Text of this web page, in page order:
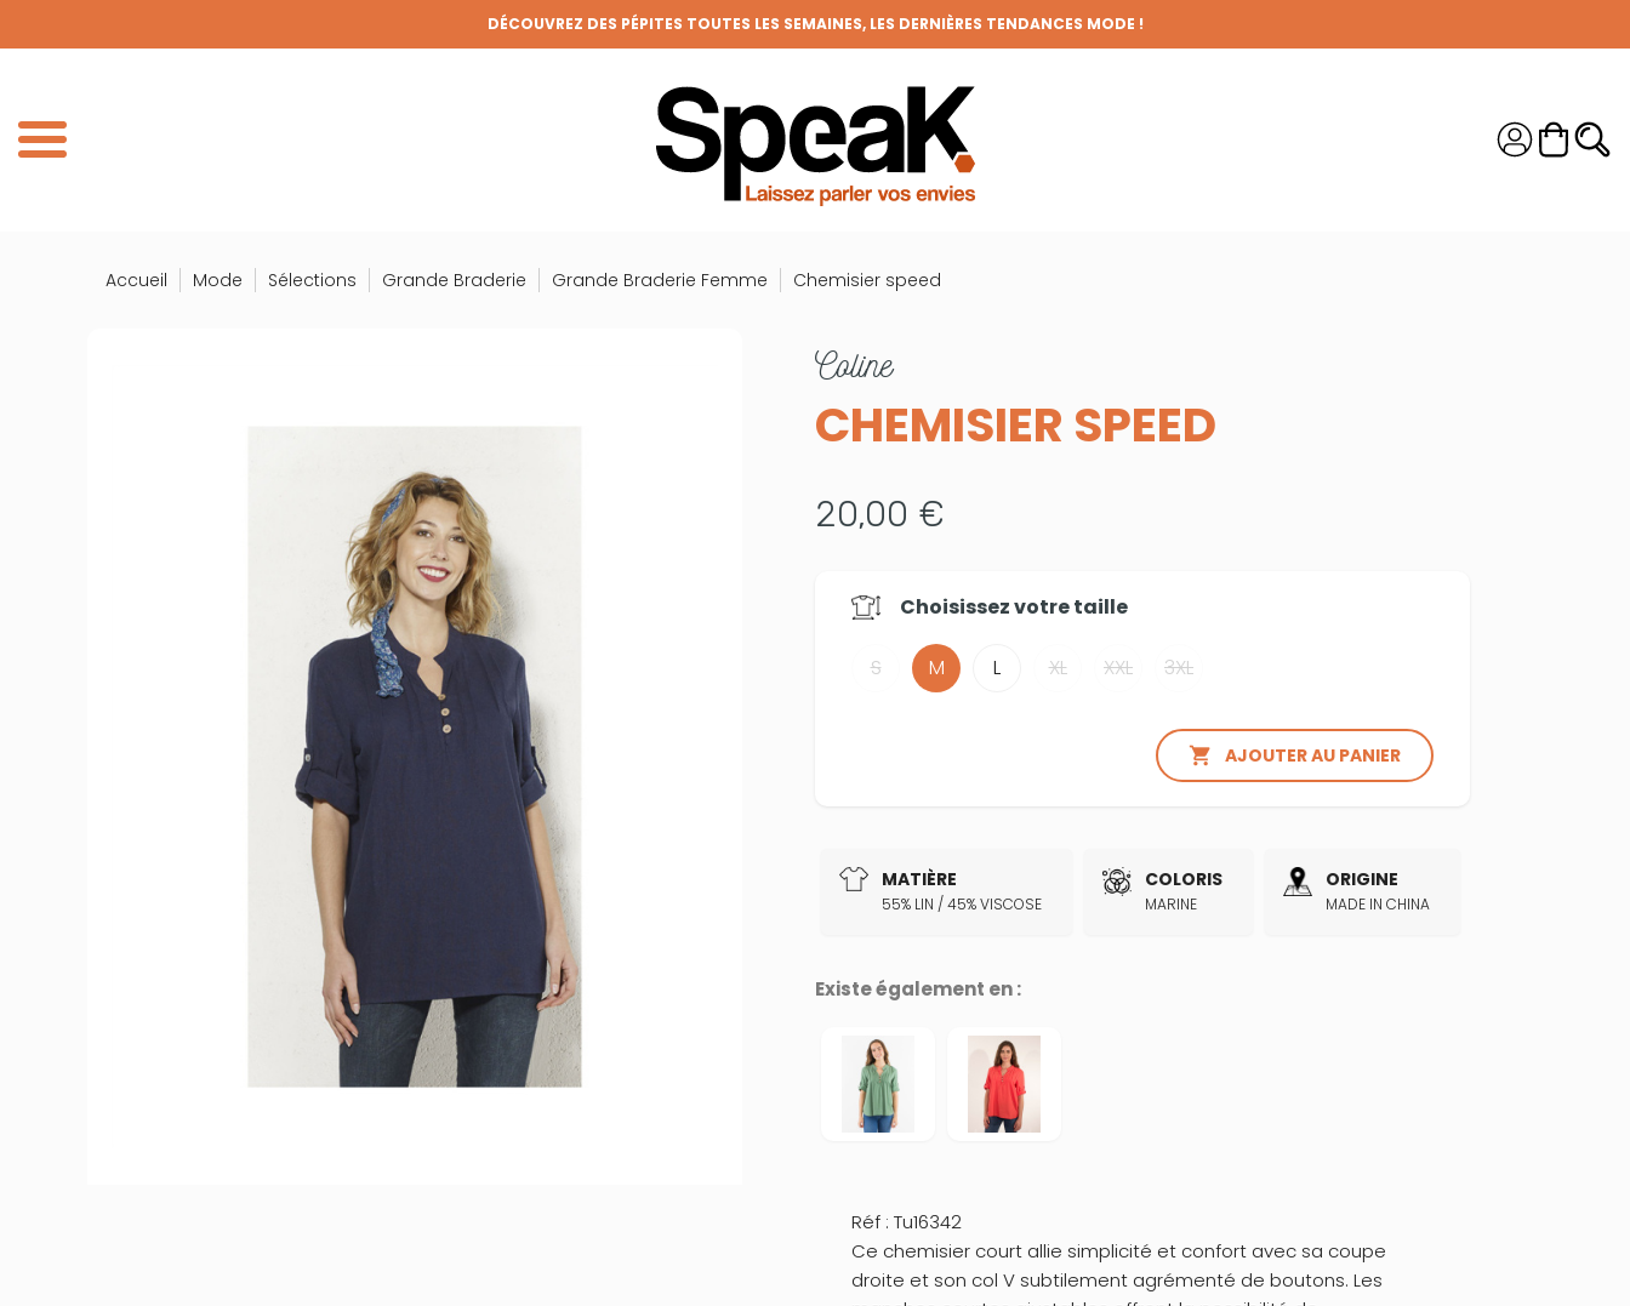
DÉCOUVREZ DES PÉPITES TOUTES LES SEMAINES, LES DERNIÈRES TENDANCES MODE !
FRAIS DE PORT OFFERTS DÈS 50€ D'ACHAT (HORS REMISES)
DEVENEZ MEMBRE DE LA CLIQUE ET BÉNÉFICIEZ DE NOMBREUX AVANTAGES !
GRANDE BRADERIE : TOUTES VOS ENVIES À PRIX RONDS !
Accueil Mode Sélections Grande Braderie Grande Braderie Femme Chemisier speed
coline
CHEMISIER SPEED
20,00 €
Choisissez votretaille
S M L XL XXL 3XL
 AJOUTER AU PANIER
MATIÈRE
55% LIN / 45% VISCOSE
COLORIS
MARINE
ORIGINE
MADE IN CHINA
Existe également en :
Réf : Tu16342
Ce chemisier court allie simplicité et confort avec sa coupe
droite et son col V subtilement agrémenté de boutons. Les